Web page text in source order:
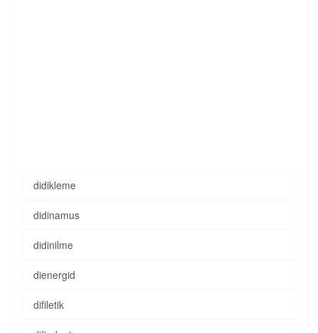
didikleme
didinamus
didinilme
dienergid
difiletik